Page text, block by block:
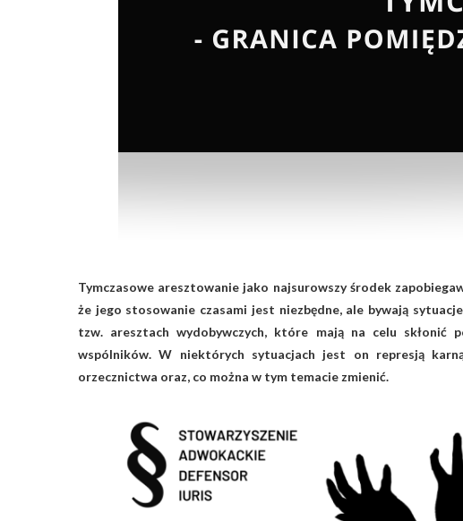
Tymczasowe aresztowanie jako najsurowszy środek
że jego stosowanie czasami jest niezbędne, ale bywają
tzw. aresztach wydobywczych, które mają na celu skłonić
wspólników. W niektórych sytuacjach jest on represją
orzecznictwa oraz, co można w tym temacie zmienić.